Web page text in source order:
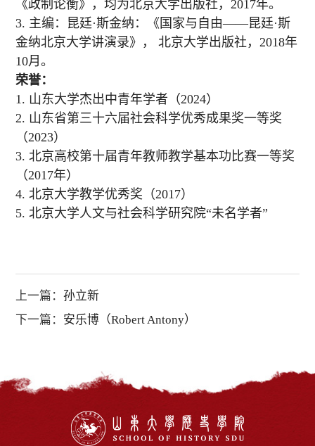
《政制论衡》，均为北京大学出版社，2017年。
3. 主编：昆廷·斯金纳：《国家与自由——昆廷·斯
金纳北京大学讲演录》， 北京大学出版社，2018年
10月。
荣誉：
1. 山东大学杰出中青年学者（2024）
2. 山东省第三十六届社会科学优秀成果奖一等奖
（2023）
3.北京高校第十届青年教师教学基本功比赛一等奖
（2017年）
4.北京大学教学优秀奖（2017）
5.北京大学人文与社会科学研究院“未名学者”
上一篇：孙立新
下一篇： 安乐博（Robert Antony）